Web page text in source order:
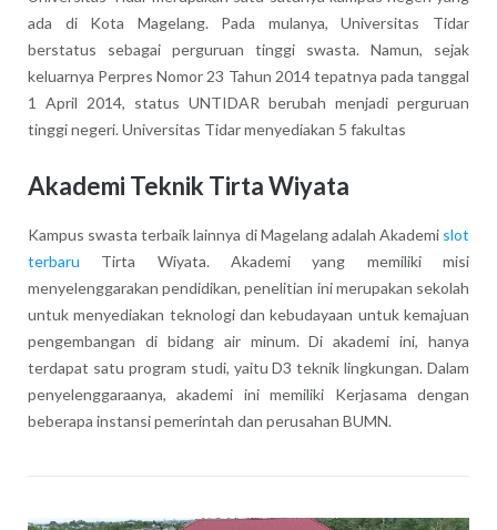
ada di Kota Magelang. Pada mulanya, Universitas Tidar
berstatus sebagai perguruan tinggi swasta. Namun, sejak
keluarnya Perpres Nomor 23 Tahun 2014 tepatnya pada tanggal
1 April 2014, status UNTIDAR berubah menjadi perguruan
tinggi negeri. Universitas Tidar menyediakan 5 fakultas
Akademi Teknik Tirta Wiyata
Kampus swasta terbaik lainnya di Magelang adalah Akademi slot
terbaru Tirta Wiyata. Akademi yang memiliki misi
menyelenggarakan pendidikan, penelitian ini merupakan sekolah
untuk menyediakan teknologi dan kebudayaan untuk kemajuan
pengembangan di bidang air minum. Di akademi ini, hanya
terdapat satu program studi, yaitu D3 teknik lingkungan. Dalam
penyelenggaraanya, akademi ini memiliki Kerjasama dengan
beberapa instansi pemerintah dan perusahan BUMN.